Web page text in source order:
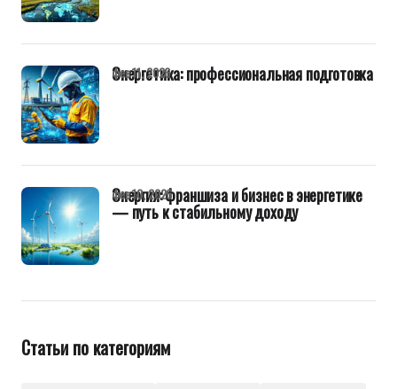
Энергетика: профессиональная подготовка
фев 11, 2026
Энергия: франшиза и бизнес в энергетике
— путь к стабильному доходу
фев 10, 2026
Статьи по категориям